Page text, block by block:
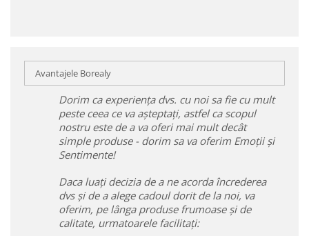
Avantajele Borealy
Dorim ca experiența dvs. cu noi sa fie cu mult
peste ceea ce va așteptați, astfel ca scopul
nostru este de a va oferi mai mult decât
simple produse - dorim sa va oferim Emoții și
Sentimente!
Daca luați decizia de a ne acorda încrederea
dvs și de a alege cadoul dorit de la noi, va
oferim, pe lânga produse frumoase și de
calitate, urmatoarele facilitați: